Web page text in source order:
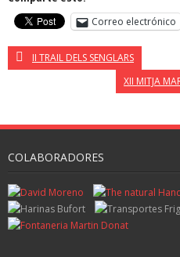
Correo electrónico
II TRAIL DELS SENGLARS
XII MITJA
COLABORADORES